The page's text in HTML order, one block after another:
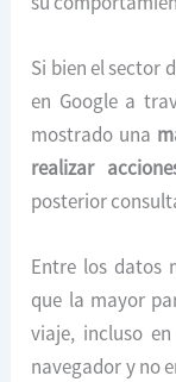
Si bien el sector
en Google a
mostrado una
realizar
posterior
Entre los datos
que la mayor
viaje, incluso
navegador y no